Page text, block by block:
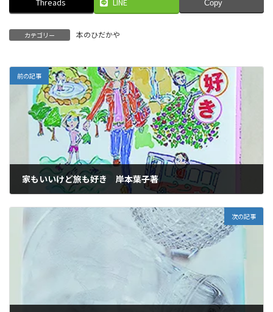
Copy
カテゴリー 本のひだかや
前の記事
家もいいけど旅も好き 岸本葉子著
次の記事